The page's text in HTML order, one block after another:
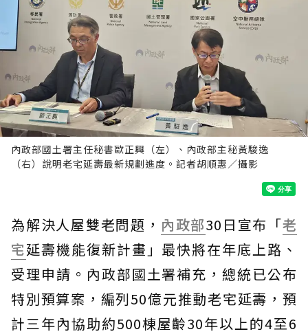
內政部國土署主任秘書歐正興（左）、內政部主秘黃駿逸
（右）說明老宅延壽最新規劃進度。記者胡順惠／攝影
為解決人屋雙老問題， 內政部30日宣布「老
宅延壽機能復新計畫」最快將在年底上路、
受理申請。內政部國土署補充，總統已公布
特別預算案，編列50億元推動老宅延壽，預
計三年內協助約500棟屋齡30年以上的4至6